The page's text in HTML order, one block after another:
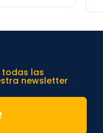
todas las
newsletter